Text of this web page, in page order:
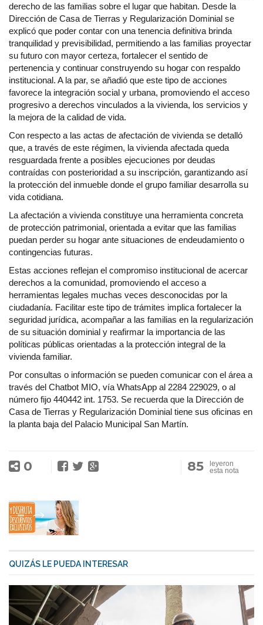
derecho de las familias sobre el lugar que habitan. Desde la
Dirección de Casa de Tierras y Regularización Dominial se
explicó que poder contar con una tenencia definitiva brinda
tranquilidad y previsibilidad, permitiendo a las familias proyectar
su futuro con mayor certeza, fortalecer el sentido de
pertenencia y continuar construyendo su hogar con respaldo
institucional. A la par, se añadió que este tipo de acciones
favorece la integración social y urbana, promoviendo el acceso
progresivo a derechos vinculados a la vivienda, los servicios y
la mejora de la calidad de vida.
Con respecto a las actas de afectación de vivienda se detalló
que, a través de este régimen, la vivienda afectada queda
resguardada frente a posibles ejecuciones por deudas
contraídas con posterioridad a su inscripción, garantizando así
la protección del inmueble donde el grupo familiar desarrolla su
vida cotidiana.
La afectación a vivienda constituye una herramienta concreta
de protección patrimonial, orientada a evitar que las familias
puedan perder su hogar ante situaciones de endeudamiento o
contingencias futuras.
Estas acciones reflejan el compromiso institucional de acercar
derechos a la comunidad, promoviendo el acceso a
herramientas legales muchas veces desconocidas por la
ciudadanía. Facilitar este tipo de trámites implica fortalecer la
seguridad jurídica, acompañar a las familias en la regularización
de su situación dominial y reafirmar la importancia de las
políticas públicas orientadas a la protección integral de la
vivienda familiar.
Por consultas o información se pueden comunicar con el área a
través del Chatbot MIO, vía WhatsApp al 2284 229029, o al
número fijo 440442 int. 1753. Se recuerda que la Dirección de
Casa de Tierras y Regularización Dominial tiene sus oficinas en
la planta baja del Palacio Municipal San Martín.
0 85
leyeron
esta nota
QUIZÁS LE PUEDA INTERESAR